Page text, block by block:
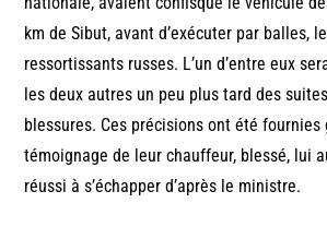
km de Sibut, avant d’exécuter par balles,
ressortissants russes. L’un d’entre eux
les deux autres un peu plus tard des
blessures. Ces précisions ont été fournies
témoignage de leur chauffeur, blessé, lui
réussi à s’échapper d’après le ministre.